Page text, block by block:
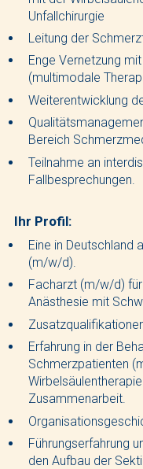
Unfallchirurgie
Leitung der
Enge Vernetzung
(multimodale
Weiterentwicklung
Bereich
Teilnahme an
Fallbesprechungen.
Ihr Profil:
Eine in Deutschland
(m/w/d).
Facharzt (m/w/d)
Anästhesie mit
Erfahrung in der
Schmerzpatienten
Zusammenarbeit.
Führungserfahrung
den Aufbau der